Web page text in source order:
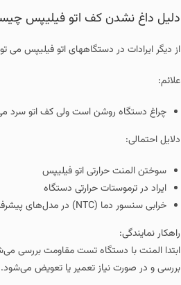
دلیل داغ نشدن کف اتو فیلیپس
از دیگر ایرادات در دستگاههای اتو فیلیپس می
علائم:
چراغ دستگاه روشن است ولی کف اتو سرد
دلایل احتمالی:
سوختن المنت حرارتی اتو فیلیپس
ایراد در ترموستات حرارتی دستگاه
خرابی سنسور دما (NTC) در مدل‌های پیشرفته تر و دارای برد الکترونیکی
راهکار نمایندگی:
ابتدا المنت با دستگاه تست مقاومت بررسی
بررسی و در صورت نیاز تعمیر یا تعویض می‌شود.